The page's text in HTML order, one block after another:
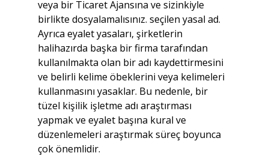
veya bir Ticaret Ajansına ve sizinkiyle
birlikte dosyalamalısınız. seçilen yasal ad.
Ayrıca eyalet yasaları, şirketlerin
halihazırda başka bir firma tarafından
kullanılmakta olan bir adı kaydettirmesini
ve belirli kelime öbeklerini veya kelimeleri
kullanmasını yasaklar. Bu nedenle, bir
tüzel kişilik işletme adı araştırması
yapmak ve eyalet başına kural ve
düzenlemeleri araştırmak süreç boyunca
çok önemlidir.